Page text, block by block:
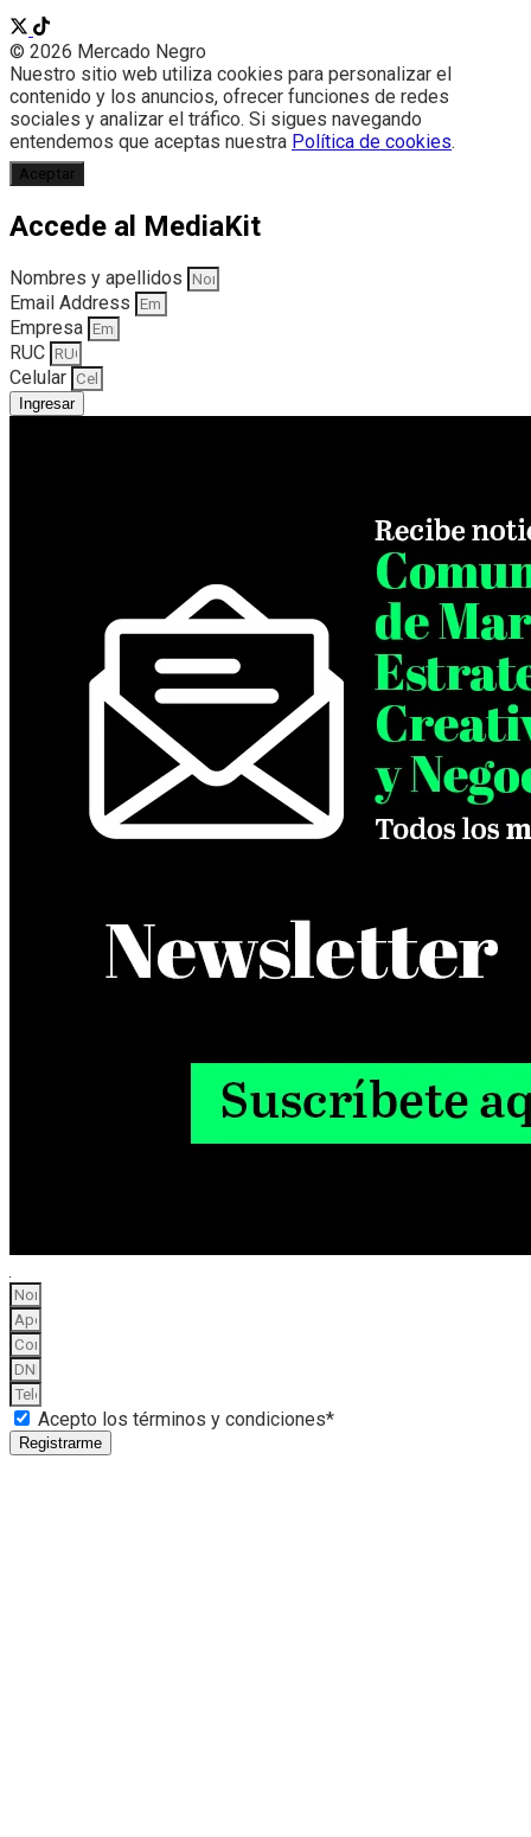
© 2026 Mercado Negro
Nuestro sitio web utiliza cookies para personalizar el
contenido y los anuncios, ofrecer funciones de redes
sociales y analizar el tráfico. Si sigues navegando
entendemos que aceptas nuestra Política de cookies.
Aceptar
Accede al MediaKit
Nombres y apellidos
Email Address
Empresa
RUC
Celular
Ingresar
Acepto los términos y condiciones*
Registrarme